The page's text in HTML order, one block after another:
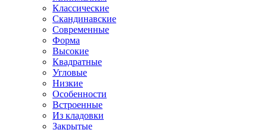
Классические
Скандинавские
Современные
Форма
Высокие
Квадратные
Угловые
Низкие
Особенности
Встроенные
Из кладовки
Закрытые